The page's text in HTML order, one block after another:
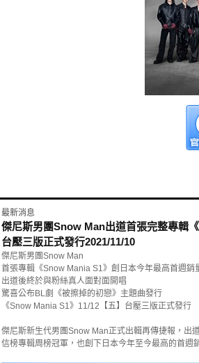
最新消息
傑尼斯男團Snow Man出道首張完整專輯
台壓三版正式發行2021/11/10
傑尼斯男團Snow Man
首張專輯《Snow Mania S1》創日本今年最高首週銷
出道後終於與粉絲真人面對面開唱
驚喜公布BL劇《被擦掉的初戀》主題曲發行
《Snow Mania S1》11/12【五】台壓三版正式發行
傑尼斯新生代男團Snow Man正式出輯再傳捷報，出
信榜專輯周榜冠軍，也創下日本今年至今最高的首週